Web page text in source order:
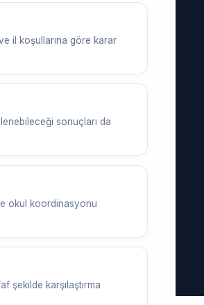
il koşullarına göre karar
sonuçları da
okul koordinasyonu
şekilde karşılaştırma